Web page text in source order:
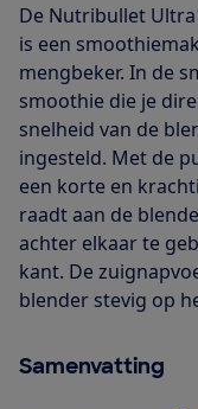
De Nutribullet
is een
mengbeker. In de
smoothie die je
snelheid van de
ingesteld. Met de
een korte en
raadt aan de
achter elkaar te
kant. De
blender stevig op
Samenvatting